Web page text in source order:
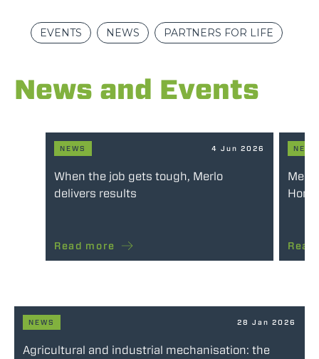
EVENTS NEWS PARTNERS FOR LIFE
News and Events
NEWS 4 Jun 2026
When the job gets tough, Merlo
delivers results
Read more
NEWS
NEWS 28 Jan 2026
Agricultural and industrial mechanisation: the